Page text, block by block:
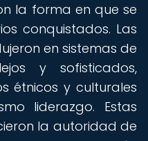
la forma en que se
conquistados. Las
en sistemas de
y sofisticados,
étnicos y culturales
liderazgo. Estas
la autoridad de